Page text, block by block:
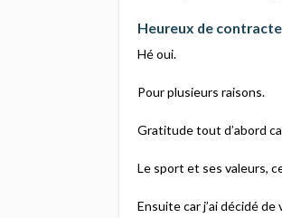
Heureux de
Hé oui.
Pour plusieurs raisons.
Gratitude tout d’abord
Le sport et ses valeurs,
Ensuite car j’ai décidé